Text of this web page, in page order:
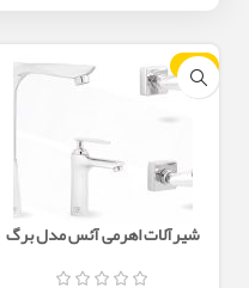
-30%
شیرآلات اهرمی آئس مدل برگ